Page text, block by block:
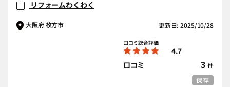
リフォームわくわく
大阪府 枚方市 更新日: 2025/10/28
口コミ総合評価
4.7
口コミ
3 件
保存